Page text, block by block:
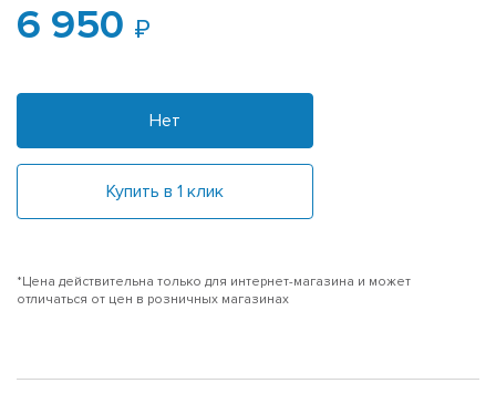
6 950
Нет
Купить в 1 клик
*Цена действительна только для интернет-магазина и может
отличаться от цен в розничных магазинах